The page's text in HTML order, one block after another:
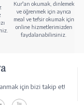
Kur'an okumak, dinlemek
ve öğrenmek için ayrıca
meal ve tefsir okumak için
online hizmetlerimizden
faydalanabilirsiniz.
için bizi takip et!